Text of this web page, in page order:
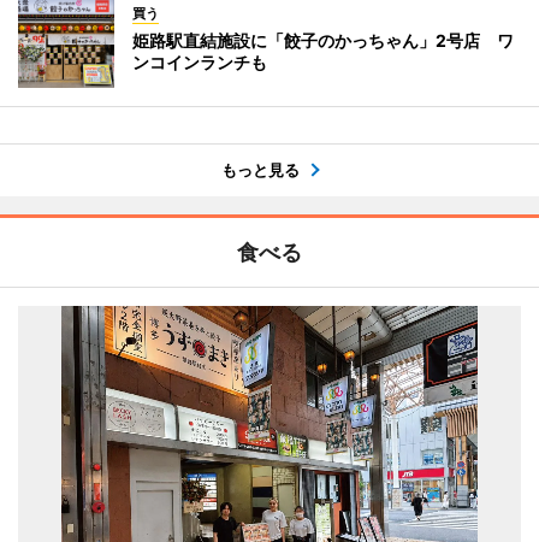
買う
姫路駅直結施設に「餃子のかっちゃん」2号店 ワ
ンコインランチも
もっと見る
食べる